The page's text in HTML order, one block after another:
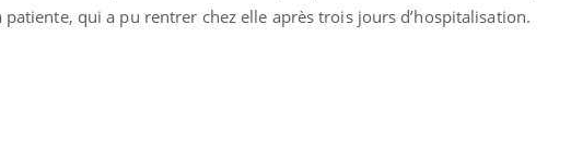
qui a pu rentrer chez elle après trois jours d’hospitalisation.